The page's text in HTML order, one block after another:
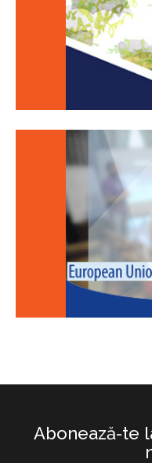
Abonează-te